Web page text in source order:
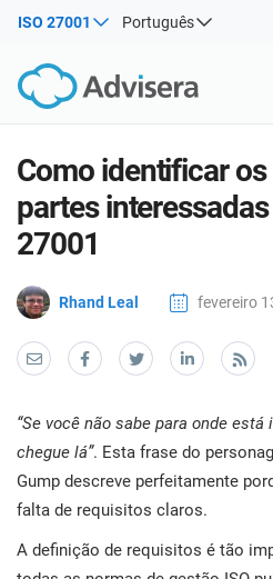
ISO 27001 Português
Produtos
ISO 27001
NIS2
DORA
ISO 42001
EU GDPR
Recursos gratuitos
Por tipo
Onde começar
Outros
Indústrias
Consultores
Companhias de TI e SaaS
Infraestrutura crítica
Sobre nós
Contate-nos
Comece
Como identificar
partes interessadas
27001
Rhand Leal fevereiro
“Se você não sabe para onde
chegue lá”. Esta frase do
Gump descreve perfeitamente
falta de requisitos claros.
A definição de requisitos é tão